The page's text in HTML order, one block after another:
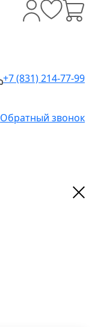
+7 (831) 214-77-99
Обратный звонок